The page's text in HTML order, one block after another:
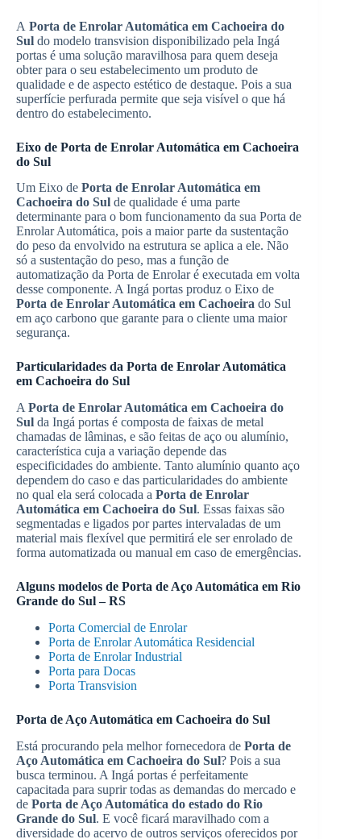
A Porta de Enrolar Automática em Cachoeira do
Sul do modelo transvision disponibilizado pela Ingá
portas é uma solução maravilhosa para quem deseja
obter para o seu estabelecimento um produto de
qualidade e de aspecto estético de destaque. Pois a sua
superfície perfurada permite que seja visível o que há
dentro do estabelecimento.
Eixo de Porta de Enrolar Automática em Cachoeira
do Sul
Um Eixo de Porta de Enrolar Automática em
Cachoeira do Sul de qualidade é uma parte
determinante para o bom funcionamento da sua Porta de
Enrolar Automática, pois a maior parte da sustentação
do peso da envolvido na estrutura se aplica a ele. Não
só a sustentação do peso, mas a função de
automatização da Porta de Enrolar é executada em volta
desse componente. A Ingá portas produz o Eixo de
Porta de Enrolar Automática em Cachoeira do Sul
em aço carbono que garante para o cliente uma maior
segurança.
Particularidades da Porta de Enrolar Automática
em Cachoeira do Sul
A Porta de Enrolar Automática em Cachoeira do
Sul da Ingá portas é composta de faixas de metal
chamadas de lâminas, e são feitas de aço ou alumínio,
característica cuja a variação depende das
especificidades do ambiente. Tanto alumínio quanto aço
dependem do caso e das particularidades do ambiente
no qual ela será colocada a Porta de Enrolar
Automática em Cachoeira do Sul. Essas faixas são
segmentadas e ligados por partes intervaladas de um
material mais flexível que permitirá ele ser enrolado de
forma automatizada ou manual em caso de emergências.
Alguns modelos de Porta de Aço Automática em Rio
Grande do Sul – RS
Porta Comercial de Enrolar
Porta de Enrolar Automática Residencial
Porta de Enrolar Industrial
Porta para Docas
Porta Transvision
Porta de Aço Automática em Cachoeira do Sul
Está procurando pela melhor fornecedora de Porta de
Aço Automática em Cachoeira do Sul? Pois a sua
busca terminou. A Ingá portas é perfeitamente
capacitada para suprir todas as demandas do mercado e
de Porta de Aço Automática do estado do Rio
Grande do Sul. E você ficará maravilhado com a
diversidade do acervo de outros serviços oferecidos por